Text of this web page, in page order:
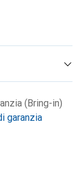
(Bring-in)
garanzia